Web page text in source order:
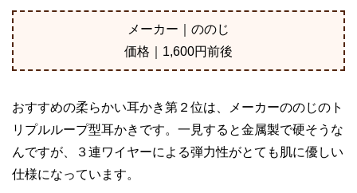
メーカー｜ののじ
価格｜1,600円前後
おすすめの柔らかい耳かき第２位は、メーカーののじのト
リプルループ型耳かきです。一見すると金属製で硬そうな
んですが、３連ワイヤーによる弾力性がとても肌に優しい
仕様になっています。